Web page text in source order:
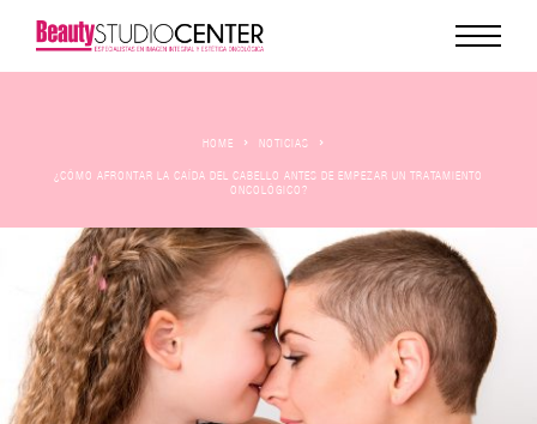
HOME NOTICIAS
¿CÓMO AFRONTAR LA CAÍDA DEL CABELLO ANTES DE EMPEZAR UN TRATAMIENTO
ONCOLÓGICO?